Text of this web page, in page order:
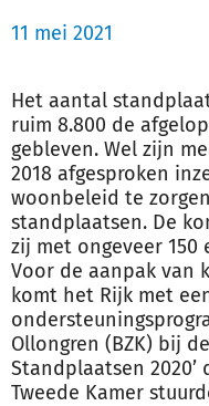
11 mei 2021
Het aantal
ruim 8.800 de
gebleven. Wel zijn
2018 afgesproken
woonbeleid te
standplaatsen. De
zij met ongeveer
Voor de aanpak van
komt het Rijk met
Ollongren (BZK) bij
Standplaatsen
Tweede Kamer